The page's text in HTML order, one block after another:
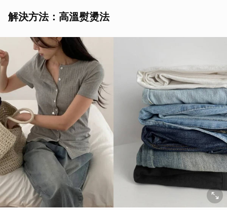
解決方法：高溫熨燙法